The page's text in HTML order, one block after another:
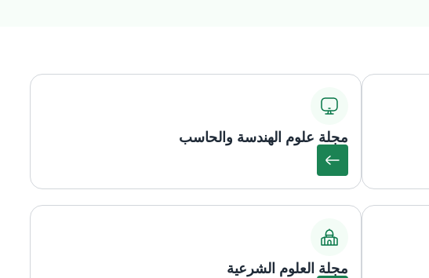
مجلة علوم الهندسة والحاسب
مجلة العلوم الشرعية